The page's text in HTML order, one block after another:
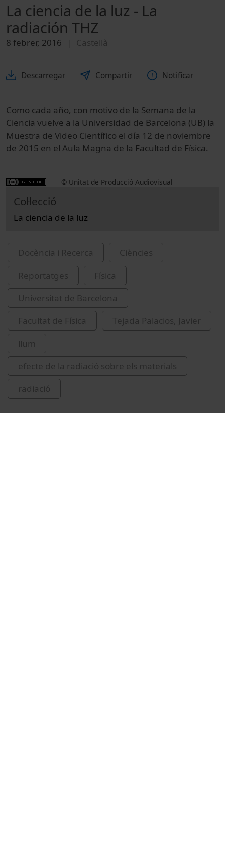
La ciencia de la luz - La
radiación THZ
8 febrer, 2016 Castellà
Descarregar Compartir Notificar
Como cada año, con motivo de la Semana de la
Ciencia vuelve a la Universidad de Barcelona (UB) la
Muestra de Video Científico el día 12 de noviembre
de 2015 en el Aula Magna de la Facultad de Física.
© Unitat de Producció Audiovisual
Col·lecció
La ciencia de la luz
Docència i Recerca
Ciències
Reportatges
Física
Universitat de Barcelona
Facultat de Física
Tejada Palacios, Javier
llum
efecte de la radiació sobre els materials
radiació